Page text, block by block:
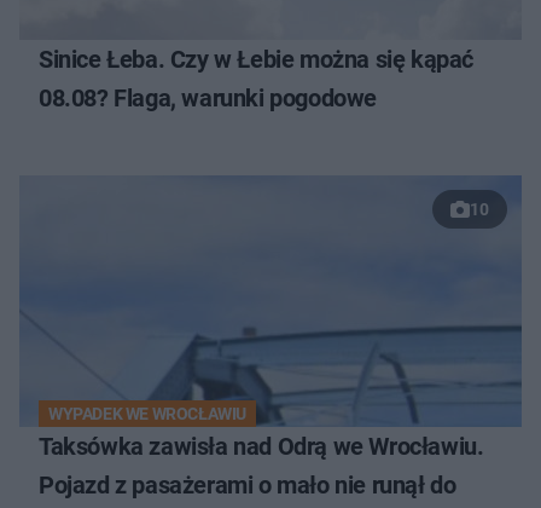
Sinice Łeba. Czy w Łebie można się kąpać
08.08? Flaga, warunki pogodowe
10
WYPADEK WE WROCŁAWIU
Taksówka zawisła nad Odrą we Wrocławiu.
Pojazd z pasażerami o mało nie runął do